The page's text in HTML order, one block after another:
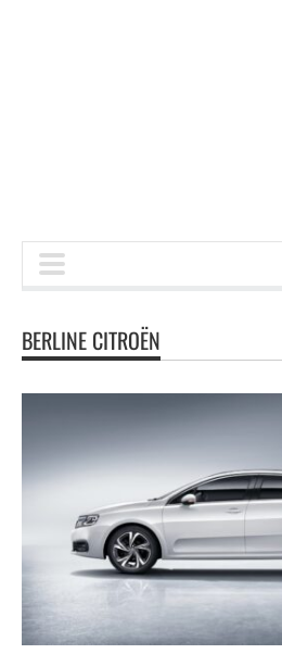
BERLINE CITROËN